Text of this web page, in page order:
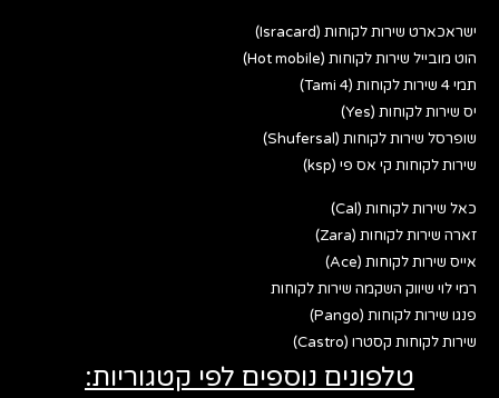
ישראכארט שירות לקוחות (Isracard)
הוט מובייל שירות לקוחות (Hot mobile)
תמי 4 שירות לקוחות (Tami 4)
יס שירות לקוחות (Yes)
שופרסל שירות לקוחות (Shufersal)
שירות לקוחות קי אס פי (ksp)
כאל שירות לקוחות (Cal)
זארה שירות לקוחות (Zara)
אייס שירות לקוחות (Ace)
רמי לוי שיווק השקמה שירות לקוחות
פנגו שירות לקוחות (Pango)
שירות לקוחות קסטרו (Castro)
טלפונים נוספים לפי קטגוריות: